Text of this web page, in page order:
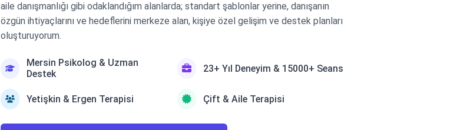
aile danışmanlığı gibi odaklandığım alanlarda; standart şablonlar yerine, danışanın
özgün ihtiyaçlarını ve hedeflerini merkeze alan, kişiye özel gelişim ve destek planları
oluşturuyorum.
Mersin Psikolog & Uzman
Destek
23+ Yıl Deneyim & 15000+ Seans
Yetişkin & Ergen Terapisi Çift & Aile Terapisi